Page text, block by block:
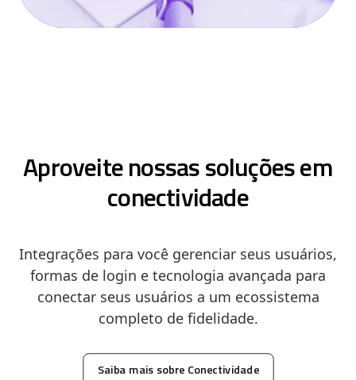
Aproveite nossas soluções em
conectividade
Integrações para você gerenciar seus usuários,
formas de login e tecnologia avançada para
conectar seus usuários a um ecossistema
completo de fidelidade.
Saiba mais sobre Conectividade